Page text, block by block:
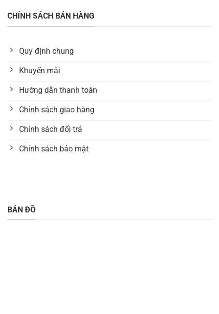
CHÍNH SÁCH BÁN HÀNG
Quy định chung
Khuyến mãi
Hướng dẫn thanh toán
Chính sách giao hàng
Chính sách đổi trả
Chính sách bảo mật
BẢN ĐỒ